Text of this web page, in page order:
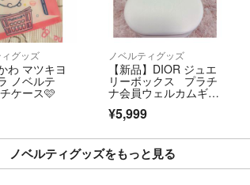
自宅保管品
発送は平日の
喫煙者 ペ
フルタイム
す ご了承く
くお願い致し
ィグッズ
わ マツキヨ
ノベルテ
ケース🩷
ノベルティグッズ
【新品】DIOR ジュエ
リーボックス プラチ
ナ会員ウェルカムギフ
ト
¥5,999
ノベルティグッズをもっと見る